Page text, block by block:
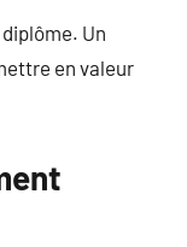
Un
en valeur